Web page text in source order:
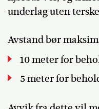
underlag uten
Avstand bør
10 meter for
5 meter for